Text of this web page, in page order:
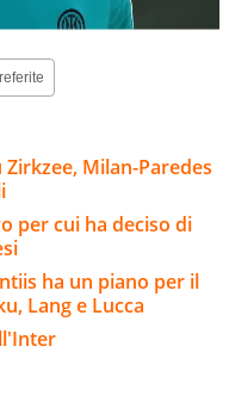
Milan-Paredes
per cui ha deciso di
ha un piano per il
Lang e Lucca